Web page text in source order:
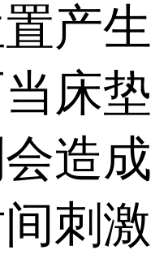
产生
床垫
造成
刺激